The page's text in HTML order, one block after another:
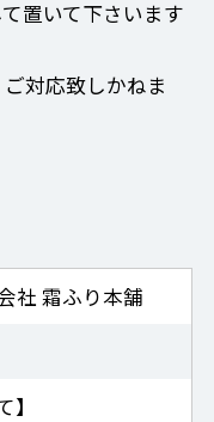
置いて下さいます
対応致しかねま
社 霜ふり本舗
】